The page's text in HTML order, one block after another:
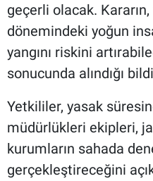
geçerli olacak.
dönemindeki yoğun
yangını riskini
sonucunda alındığı
Yetkililer, yasak
müdürlükleri ekipleri,
kurumların sahada
gerçekleştireceğini